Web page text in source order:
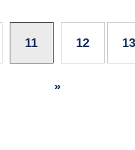
11 12 13
»